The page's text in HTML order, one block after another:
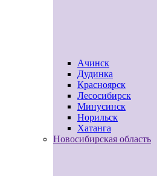
Ачинск
Дудинка
Красноярск
Лесосибирск
Минусинск
Норильск
Хатанга
Новосибирская область